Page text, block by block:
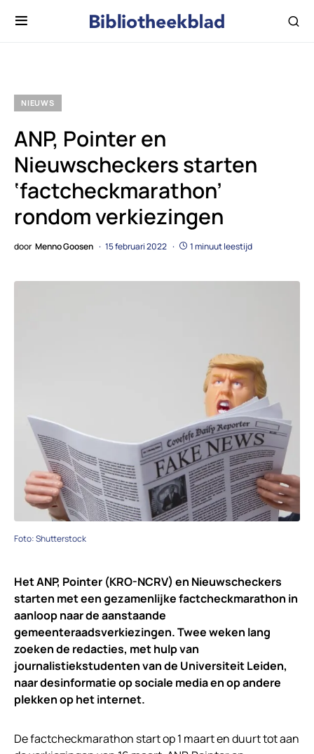
NIEUWS
ANP, Pointer en
Nieuwscheckers starten
‘factcheckmarathon’
rondom verkiezingen
door Menno Goosen 15 februari 2022 1 minuut leestijd
Foto: Shutterstock
Het ANP, Pointer (KRO-NCRV) en Nieuwscheckers
starten met een gezamenlijke factcheckmarathon in
aanloop naar de aanstaande
gemeenteraadsverkiezingen. Twee weken lang
zoeken de redacties, met hulp van
journalistiekstudenten van de Universiteit Leiden,
naar desinformatie op sociale media en op andere
plekken op het internet.
De factcheckmarathon start op 1 maart en duurt tot aan